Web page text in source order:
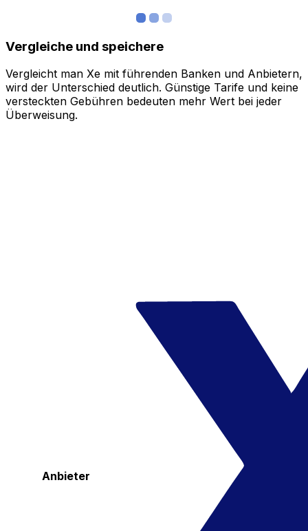
Vergleiche und speichere
Vergleicht man Xe mit führenden Banken und Anbietern,
wird der Unterschied deutlich. Günstige Tarife und keine
versteckten Gebühren bedeuten mehr Wert bei jeder
Überweisung.
Anbieter